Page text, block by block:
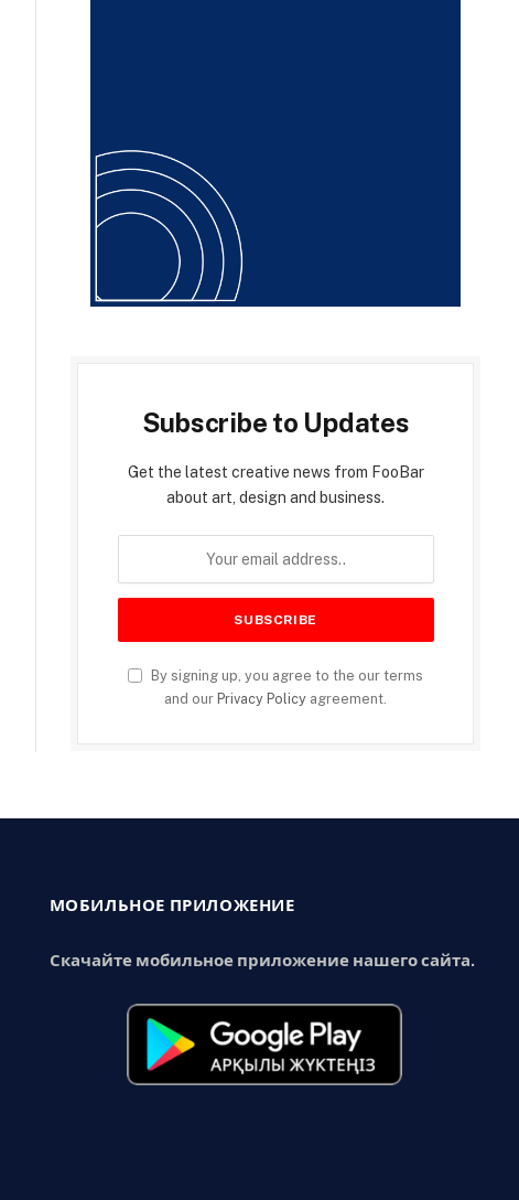
Subscribe to Updates
Get the latest creative news from FooBar
about art, design and business.
By signing up, you agree to the our terms
and our Privacy Policy agreement.
МОБИЛЬНОЕ ПРИЛОЖЕНИЕ
Скачайте мобильное приложение нашего сайта.